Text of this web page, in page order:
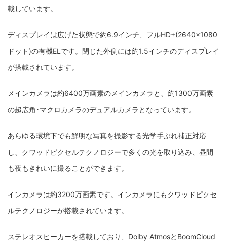
載しています。
ディスプレイは広げた状態で約6.9インチ、フルHD+(2640×1080
ドット)の有機ELです。閉じた外側には約1.5インチのディスプレイ
が搭載されています。
メインカメラは約6400万画素のメインカメラと、約1300万画素
の超広角･マクロカメラのデュアルカメラとなっています。
あらゆる環境下でも鮮明な写真を撮影する光学手ぶれ補正対応
し、クワッドピクセルテクノロジーで多くの光を取り込み、昼間
も夜もきれいに撮ることができます。
インカメラは約3200万画素です。インカメラにもクワッドピクセ
ルテクノロジーが搭載されています。
ステレオスピーカーを搭載しており、Dolby AtmosとBoomCloud